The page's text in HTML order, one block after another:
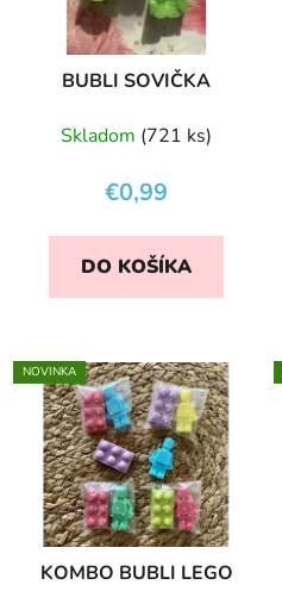
BUBLI SOVIČKA
Skladom (721 ks)
€0,99
DO KOŠÍKA
NOVINKA
KOMBO BUBLI LEGO